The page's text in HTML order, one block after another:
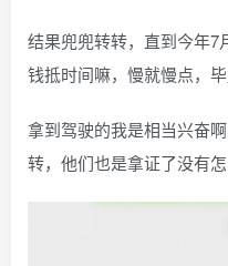
结果兜兜转转，直到今年7
钱抵时间嘛，慢就慢点，毕
拿到驾驶的我是相当兴奋
转，他们也是拿证了没有怎